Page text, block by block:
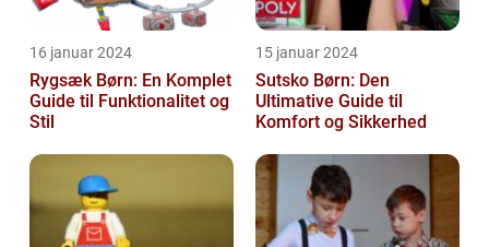
16 januar 2024
Rygsæk Børn: En Komplet
Guide til Funktionalitet og
Stil
15 januar 2024
Sutsko Børn: Den
Ultimative Guide til
Komfort og Sikkerhed